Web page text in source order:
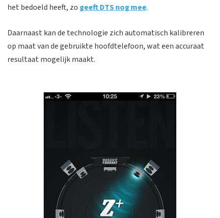
het bedoeld heeft, zo geeft DTS nog mee.
Daarnaast kan de technologie zich automatisch kalibreren
op maat van de gebruikte hoofdtelefoon, wat een accuraat
resultaat mogelijk maakt.